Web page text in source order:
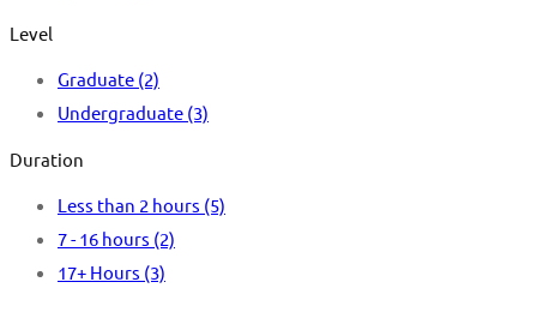
Level
Graduate (2)
Undergraduate (3)
Duration
Less than 2 hours (5)
7 - 16 hours (2)
17+ Hours (3)